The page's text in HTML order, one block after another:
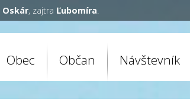
Oskár, zajtra Ľubomíra.
Obec Občan Návštevník